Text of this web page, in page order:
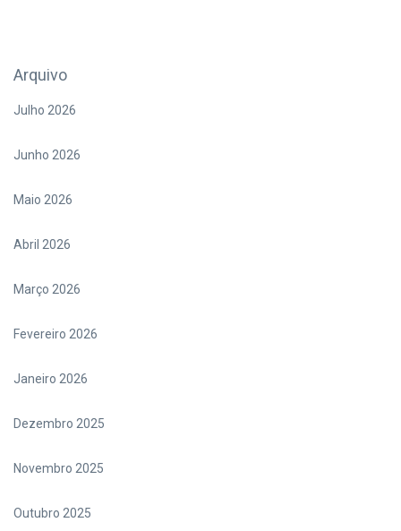
Arquivo
Julho 2026
Junho 2026
Maio 2026
Abril 2026
Março 2026
Fevereiro 2026
Janeiro 2026
Dezembro 2025
Novembro 2025
Outubro 2025